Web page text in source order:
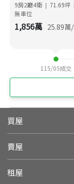
9房2廳4衛 | 71.69坪
無車位
1,856萬 25.89萬
115/05成交
買屋
賣屋
租屋